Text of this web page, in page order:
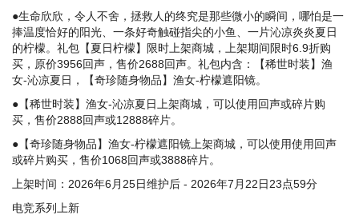
●生命欣欣，令人不舍，拯救人的终究是那些微小的瞬间，哪怕是一
捧温度恰好的阳光、一条好奇触碰指尖的小鱼、一片沁凉炎炎夏日
的柠檬。礼包【夏日柠檬】限时上架商城，上架期间限时6.9折购
买，原价3956回声，售价2688回声。礼包内含：【稀世时装】渔
女-沁凉夏日，【奇珍随身物品】渔女-柠檬遮阳镜。
●【稀世时装】渔女-沁凉夏日上架商城，可以使用回声或碎片购
买，售价2888回声或12888碎片。
●【奇珍随身物品】渔女-柠檬遮阳镜上架商城，可以使用使用回声
或碎片购买，售价1068回声或3888碎片。
上架时间：2026年6月25日维护后 - 2026年7月22日23点59分
电竞系列上新